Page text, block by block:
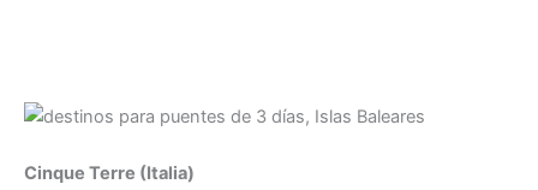
Cinque Terre (Italia)